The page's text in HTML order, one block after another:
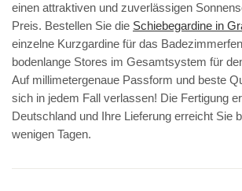
einen attraktiven und zuverlässigen
Preis. Bestellen Sie die Schiebegardine in
einzelne Kurzgardine für das
bodenlange Stores im Gesamtsystem für
Auf millimetergenaue Passform und beste
sich in jedem Fall verlassen! Die Fertigung
Deutschland und Ihre Lieferung erreicht Sie
wenigen Tagen.